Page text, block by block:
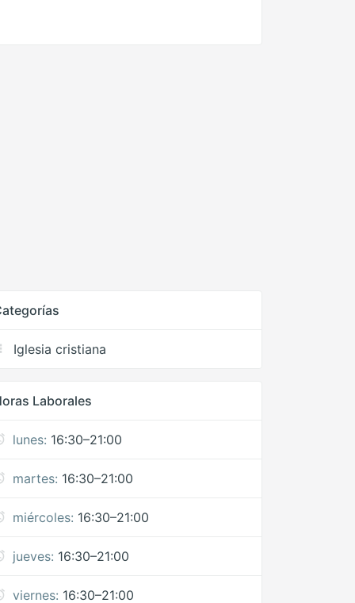
Iglesia cristiana
Laborales
lunes: 16:30–21:00
martes: 16:30–21:00
miércoles: 16:30–21:00
jueves: 16:30–21:00
viernes: 16:30–21:00